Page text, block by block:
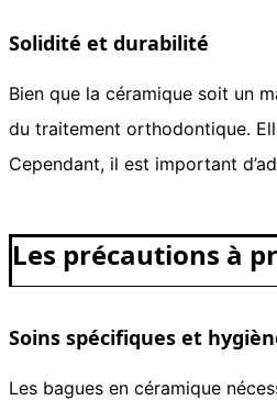
Solidité et durabilité
Bien que la céramique soit un
du traitement orthodontique.
Cependant, il est important
Les précautions à
Soins spécifiques et
Les bagues en céramique